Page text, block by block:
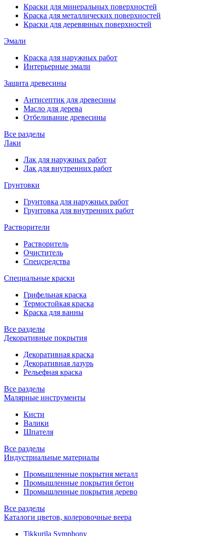
Краски для минеральных поверхностей
Краска для металлических поверхностей
Краски для деревянных поверхностей
Эмали
Краска для наружных работ
Интерьерные эмали
Защита древесины
Антисептик для древесины
Масло для дерева
Отбеливание древесины
Все разделы
Лаки
Лак для наружных работ
Лак для внутренних работ
Грунтовки
Грунтовка для наружных работ
Грунтовка для внутренних работ
Растворители
Растворитель
Очиститель
Спецсредства
Специальные краски
Грифельная краска
Термостойкая краска
Краска для ванны
Все разделы
Декоративные покрытия
Декоративная краска
Декоративная лазурь
Рельефная краска
Все разделы
Малярные инструменты
Кисти
Валики
Шпателя
Все разделы
Индустриальные материалы
Промышленные покрытия металл
Промышленные покрытия бетон
Промышленные покрытия дерево
Все разделы
Каталоги цветов, колеровочные веера
Tikkurila Symphony